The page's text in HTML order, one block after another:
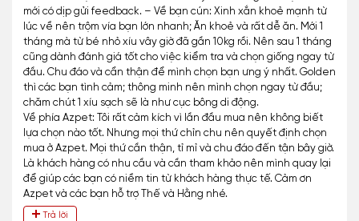
mới có dịp gửi feedback. – Về bạn cún: Xinh xắn khoẻ mạnh từ
lúc về nên trộm vía bạn lớn nhanh; Ăn khoẻ và rất dễ ăn. Mới 1
tháng mà từ bé nhỏ xíu vây giờ đã gần 10kg rồi. Nên sau 1 tháng
cũng dành đánh giá tốt cho việc kiểm tra và chọn giống ngay từ
đầu. Chu đáo và cẩn thận để mình chọn bạn ưng ý nhất. Golden
thì các bạn tình cảm; thông minh nên mình chọn ngay từ đầu;
chăm chút 1 xíu sạch sẽ là như cục bông di động.
Về phía Azpet: Tôi rất cảm kích vì lần đầu mua nên không biết
lựa chọn nào tốt. Nhưng mọi thứ chỉn chu nên quyết định chọn
mua ở Azpet. Mọi thứ cần thận, tỉ mỉ và chu đáo đến tận bây giờ.
Là khách hàng có nhu cầu và cần tham khảo nên mình quay lại
để giúp các bạn có niềm tin từ khách hàng thực tế. Cảm ơn
Azpet và các bạn hỗ trợ Thế và Hằng nhé.
Trả lời